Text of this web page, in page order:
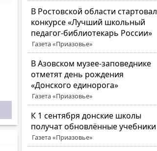
В Ростовской области стартовал
конкурсе «Лучший школьный
педагог-библиотекарь России»
Газета «Приазовье»
В Азовском музее-заповеднике
отметят день рождения
«Донского единорога»
Газета «Приазовье»
К 1 сентября донские школы
получат обновлённые учебники
Газета «Приазовье»